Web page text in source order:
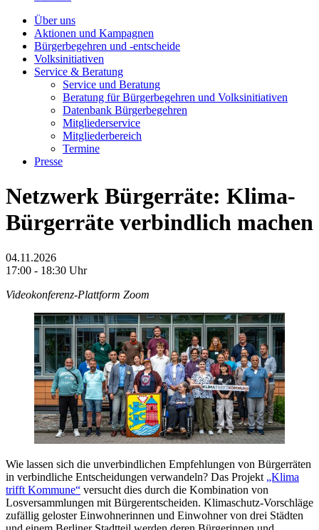
Über uns
Aktionen und Kampagnen
Bürgerbegehren und -entscheide
Volksinitiativen
Service & Beratung
Service und Beratung
Beratung für Bürgerbegehren und Volksinitiativen
Datenbank Bürgerbegehren
Mitgliederservice
Mitgliederbereich
Termine
Presse
Netzwerk Bürgerräte: Klima-
Bürgerräte verbindlich machen
04.11.2026
17:00 - 18:30 Uhr
Videokonferenz-Plattform Zoom
Wie lassen sich die unverbindlichen Empfehlungen von Bürgerräten
in verbindliche Entscheidungen verwandeln? Das Projekt „Klima
trifft Kommune“ versucht dies durch die Kombination von
Losversammlungen mit Bürgerentscheiden. Klimaschutz-Vorschläge
zufällig geloster Einwohnerinnen und Einwohner von drei Städten